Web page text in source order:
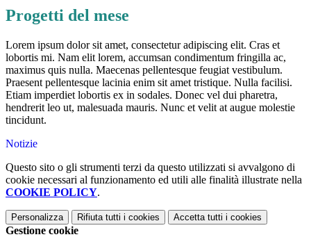
Progetti del mese
Lorem ipsum dolor sit amet, consectetur adipiscing elit. Cras et
lobortis mi. Nam elit lorem, accumsan condimentum fringilla ac,
maximus quis nulla. Maecenas pellentesque feugiat vestibulum.
Praesent pellentesque lacinia enim sit amet tristique. Nulla facilisi.
Etiam imperdiet lobortis ex in sodales. Donec vel dui pharetra,
hendrerit leo ut, malesuada mauris. Nunc et velit at augue molestie
tincidunt.
Notizie
Questo sito o gli strumenti terzi da questo utilizzati si avvalgono di
cookie necessari al funzionamento ed utili alle finalità illustrate nella
COOKIE POLICY.
Personalizza Rifiuta tutti i cookies Accetta tutti i cookies
Gestione cookie